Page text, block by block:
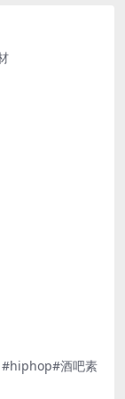
#hiphop#酒吧素